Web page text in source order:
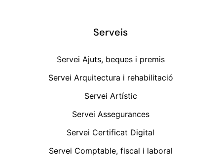
Serveis
Servei Ajuts, beques i premis
Servei Arquitectura i rehabilitació
Servei Artístic
Servei Assegurances
Servei Certificat Digital
Servei Comptable, fiscal i laboral